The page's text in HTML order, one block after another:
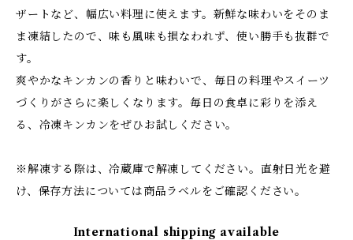
ザートなど、幅広い料理に使えます。新鮮な味わいをそのま
ま凍結したので、味も風味も損なわれず、使い勝手も抜群で
す。
爽やかなキンカンの香りと味わいで、毎日の料理やスイーツ
づくりがさらに楽しくなります。毎日の食卓に彩りを添え
る、冷凍キンカンをぜひお試しください。
※解凍する際は、冷蔵庫で解凍してください。直射日光を避
け、保存方法については商品ラベルをご確認ください。
International shipping available